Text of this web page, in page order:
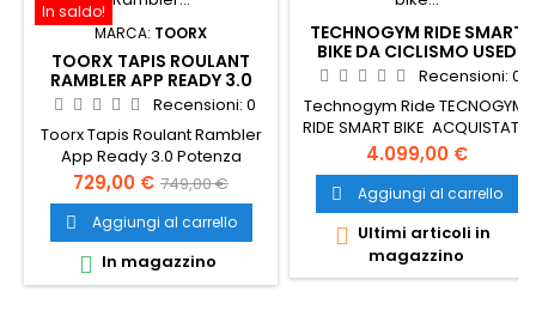
In saldo!
MARCA: TOORX
TOORX TAPIS ROULANT
RAMBLER APP READY 3.0
MOTORE BRUSHLESS
Recensioni: 0
Toorx Tapis Roulant Rambler
App Ready 3.0 Potenza
motore: 2/3 (Peak) HP DC
BRUSHLESS Rilevamento
pulsazioni: Si, hand pulse
Fascia cardio: Ricevitore
wireless per fascia cardio
integrato Dimensioni Aperto:
Prezzo
729,00 € Prezzo
base
749,00 €
 Aggiungi al carrello
 In magazzino
TECHNOGYM RIDE SMART
BIKE DA CICLISMO USED
2024Recensioni: 0
Technogym Ride TECNOGYM
RIDE SMART BIKE ACQUISTATA
A GENNAIO 2024 VERO
AFFARE! Mai pensato di
pedalare come un ciclista su
strada ma nel comfort di
casa? Mai pensato di rivivere,
tra le pareti domestiche, le
emozioni di una classica del
Prezzo
4.099,00 €
 Aggiungi al carrello
 Ultimi articoli in
magazzino